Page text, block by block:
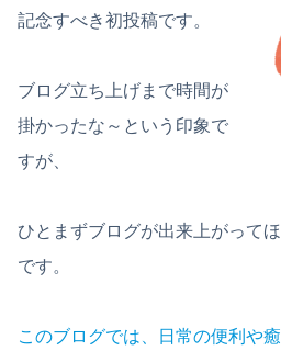
記念すべき初投稿です。
ブログ立ち上げまで時間が
掛かったな～という印象で
すが、
ひとまずブログが出来上がって
です。
このブログでは、日常の便利や